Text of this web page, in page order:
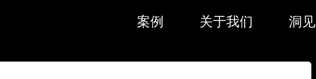
案例 关于我们 洞见